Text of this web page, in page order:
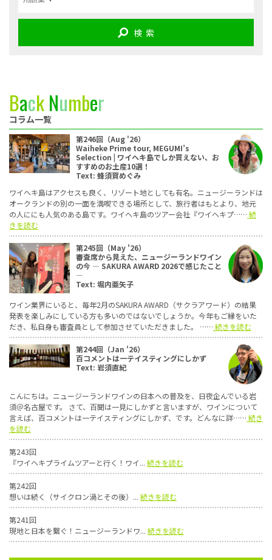
検 索
BackNumber
コラム一覧
第246回（Aug '26）
Waiheke Prime tour, MEGUMI’s
Selection | ワイヘキ島でしか買えない、お
すすめのお土産10選！
Text: 蜂須賀めぐみ
ワイヘキ島はアクセスも良く、リゾート地としても有名。ニュージーランドは
オークランドの別の一面を満喫できる場所として、旅行者はもとより、地元
の人ににも人気のある島です。ワイヘキ島のツアー会社『ワイヘキプ…… 続
きを読む
第245回（May '26）
審査席から見えた、ニュージーランドワイン
の今 ― SAKURA AWARD 2026で感じたこと
―
Text: 堀内亜矢子
ワイン業界にいると、毎年2月のSAKURA AWARD（サクラアワード）の結果
発表を楽しみにしている方も多いのではないでしょうか。今年もご縁をいた
だき、私自身も審査員として参加させていただきました。 …… 続きを読む
第244回（Jan '26）
百コメントは一テイスティングにしかず
Text: 岩須直紀
こんにちは。ニュージーランドワインの日本への普及を、日夜企んでいる岩
須＠名古屋です。 さて、百聞は一見にしかずと言いますが、ワインについて
言えば、百コメントは一テイスティングにしかず、です。どんなに詳…… 続き
を読む
第243回
『ワイヘキプライムツアーと行く！ワイ... 続きを読む
第242回
想いは続く（サイクロン渦とその後）... 続きを読む
第241回
現地と日本を繋ぐ！ニュージーランドワ... 続きを読む